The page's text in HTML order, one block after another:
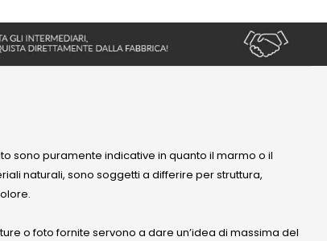
sono puramente indicative in quanto il marmo o il
naturali, sono soggetti a differire per struttura,
o foto fornite servono a dare un’idea di massima del